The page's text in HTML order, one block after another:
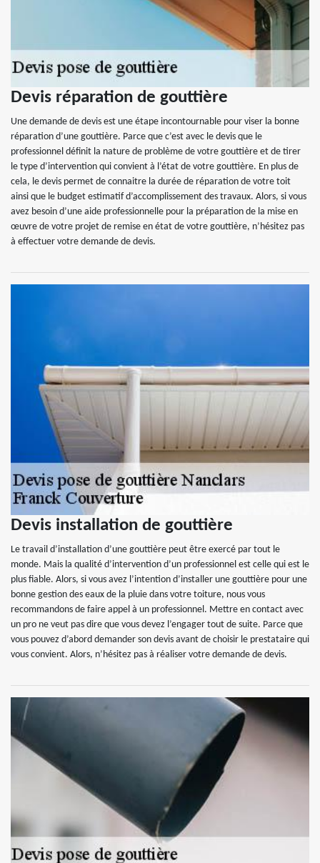
Devis réparation de gouttière
Une demande de devis est une étape incontournable pour viser la bonne
réparation d’une gouttière. Parce que c’est avec le devis que le
professionnel définit la nature de problème de votre gouttière et de tirer
le type d’intervention qui convient à l’état de votre gouttière. En plus de
cela, le devis permet de connaitre la durée de réparation de votre toit
ainsi que le budget estimatif d’accomplissement des travaux. Alors, si vous
avez besoin d’une aide professionnelle pour la préparation de la mise en
œuvre de votre projet de remise en état de votre gouttière, n’hésitez pas
à effectuer votre demande de devis.
Devis installation de gouttière
Le travail d’installation d’une gouttière peut être exercé par tout le
monde. Mais la qualité d’intervention d’un professionnel est celle qui est le
plus fiable. Alors, si vous avez l’intention d’installer une gouttière pour une
bonne gestion des eaux de la pluie dans votre toiture, nous vous
recommandons de faire appel à un professionnel. Mettre en contact avec
un pro ne veut pas dire que vous devez l’engager tout de suite. Parce que
vous pouvez d’abord demander son devis avant de choisir le prestataire qui
vous convient. Alors, n’hésitez pas à réaliser votre demande de devis.